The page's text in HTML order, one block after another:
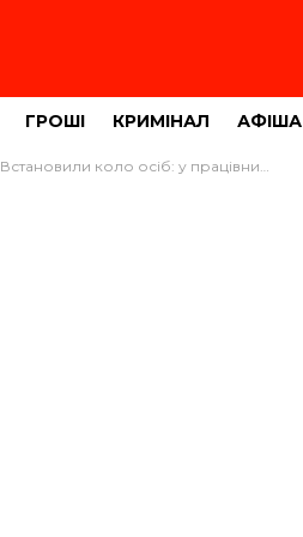
ГРОШІ КРИМІНАЛ АФІША
Встановили коло осіб: у працівника Тернопільського окружного адмінсуду виявили COVID-19